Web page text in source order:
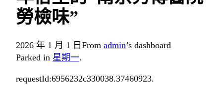
勞檢味”
2026 年 1 月 1 日 From admin’s dashboard
Parked in 星期一.
requestId:6956232c330038.37460923.